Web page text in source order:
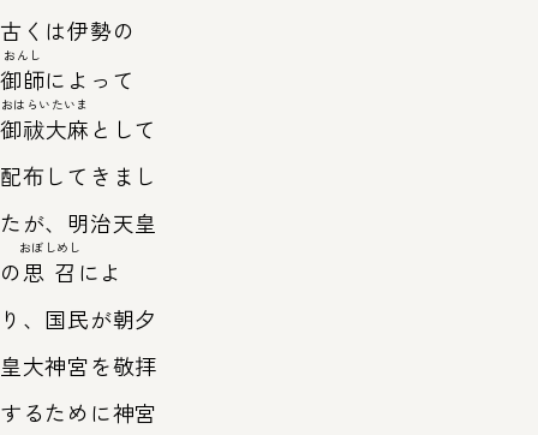
古くは伊勢の
御師
おんし
によって
御祓大麻
おはらいたいま
として
配布してきまし
たが、明治天皇
の思召
おぼしめし
によ
り、国民が朝夕
皇大神宮を敬拝
するために神宮